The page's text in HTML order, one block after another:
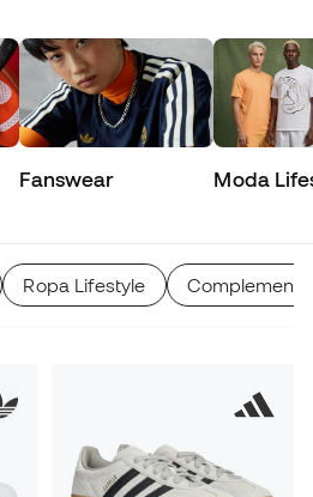
Fanswear Moda
Ropa Lifestyle